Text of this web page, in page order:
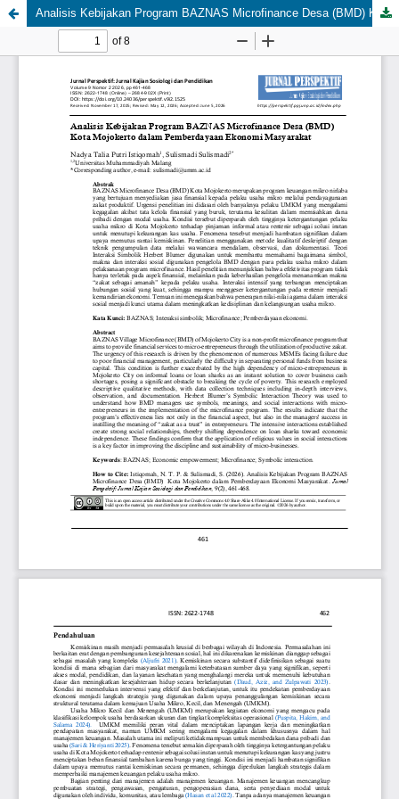
Analisis Kebijakan Program BAZNAS Microfinance Desa (BMD) Kota Mojokerto dalam Pemberdayaan Ekonomi Masyarakat